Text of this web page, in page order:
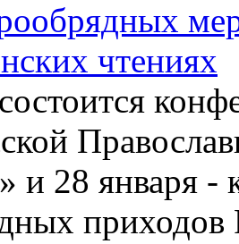
чтениях
и 28 января -